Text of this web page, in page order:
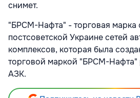
снимет.
"БРСМ-Нафта" - торговая марка
постсоветской Украине сетей
комплексов, которая была
торговой маркой "БРСМ-Нафта"
АЗК.